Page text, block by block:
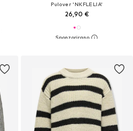
Pulover 'NKFLELIA'
26,90 €